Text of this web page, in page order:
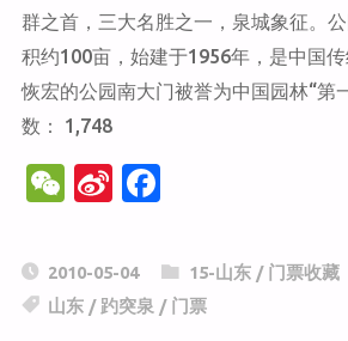
群之首，三大名胜之一，泉城象征。
积约100亩，始建于1956年，是中国
恢宏的公园南大门被誉为中国园林“第
数： 1,748
W
C
h
Si
a
W
F
c
e
2010-05-04 15-山东/ 门票收藏
山东 / 趵突泉 / 门票